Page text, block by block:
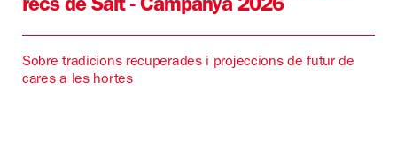
recs de Salt - Campanya 2026
Sobre tradicions recuperades i projeccions de futur de
cares a les hortes